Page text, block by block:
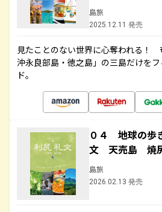
島旅
2025.12.11 発売
見たことのない世界に心奪われる！
沖永良部島・徳之島」の三島だけを
ド。
０４ 地球の
文 天売島 焼
島旅
2026.02.13 発売